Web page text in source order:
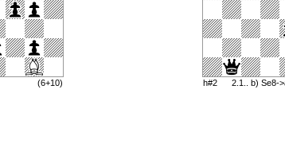
(6+10) h#2 2.1.. b) Se8-